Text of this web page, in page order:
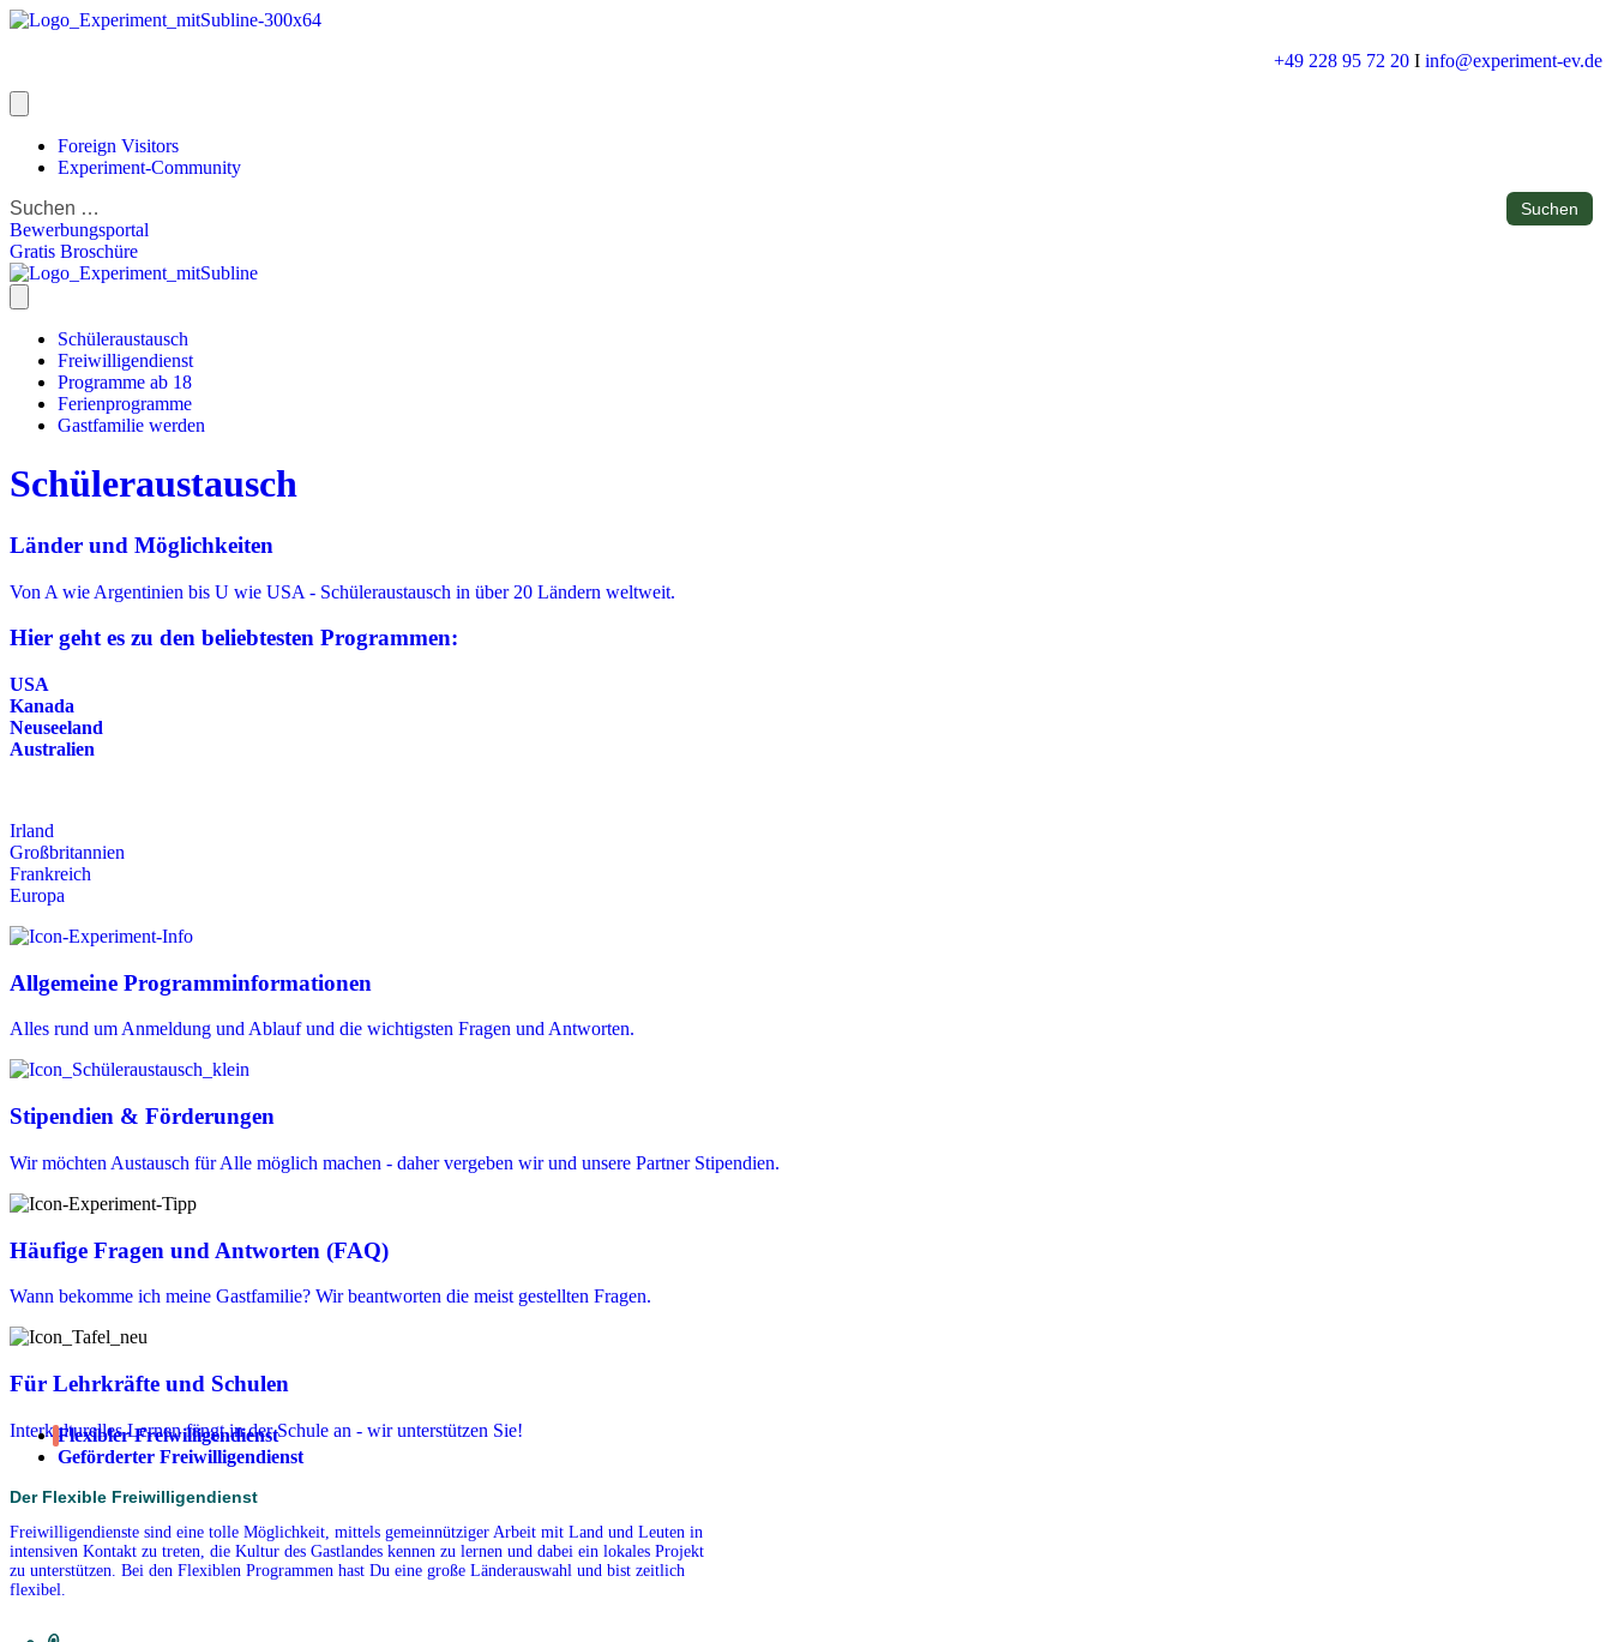
+49 228 95 72 20 I info@experiment-ev.de
Foreign Visitors
Experiment-Community
Bewerbungsportal
Gratis Broschüre
Schüleraustausch
Freiwilligendienst
Programme ab 18
Ferienprogramme
Gastfamilie werden
Schüleraustausch
Länder und Möglichkeiten
Von A wie Argentinien bis U wie USA - Schüleraustausch in über 20 Ländern weltweit.
Hier geht es zu den beliebtesten Programmen:
USA
Kanada
Neuseeland
Australien
Irland
Großbritannien
Frankreich
Europa
Allgemeine Programminformationen
Alles rund um Anmeldung und Ablauf und die wichtigsten Fragen und Antworten.
Stipendien & Förderungen
Wir möchten Austausch für Alle möglich machen - daher vergeben wir und unsere Partner Stipendien.
Häufige Fragen und Antworten (FAQ)
Wann bekomme ich meine Gastfamilie? Wir beantworten die meist gestellten Fragen.
Für Lehrkräfte und Schulen
Interkulturelles Lernen fängt in der Schule an - wir unterstützen Sie!
Flexibler Freiwilligendienst
Geförderter Freiwilligendienst
Der Flexible Freiwilligendienst
Freiwilligendienste sind eine tolle Möglichkeit, mittels gemeinnütziger Arbeit mit Land und Leuten in
intensiven Kontakt zu treten, die Kultur des Gastlandes kennen zu lernen und dabei ein lokales Projekt
zu unterstützen. Bei den Flexiblen Programmen hast Du eine große Länderauswahl und bist zeitlich
flexibel.